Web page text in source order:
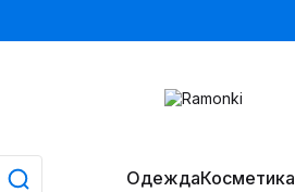
ОдеждаКосметика